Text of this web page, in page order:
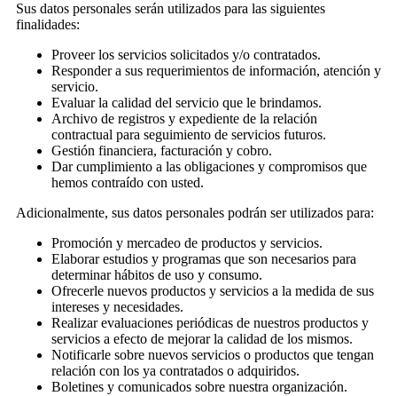
Sus datos personales serán utilizados para las siguientes
finalidades:
Proveer los servicios solicitados y/o contratados.
Responder a sus requerimientos de información, atención y
servicio.
Evaluar la calidad del servicio que le brindamos.
Archivo de registros y expediente de la relación
contractual para seguimiento de servicios futuros.
Gestión financiera, facturación y cobro.
Dar cumplimiento a las obligaciones y compromisos que
hemos contraído con usted.
Adicionalmente, sus datos personales podrán ser utilizados para:
Promoción y mercadeo de productos y servicios.
Elaborar estudios y programas que son necesarios para
determinar hábitos de uso y consumo.
Ofrecerle nuevos productos y servicios a la medida de sus
intereses y necesidades.
Realizar evaluaciones periódicas de nuestros productos y
servicios a efecto de mejorar la calidad de los mismos.
Notificarle sobre nuevos servicios o productos que tengan
relación con los ya contratados o adquiridos.
Boletines y comunicados sobre nuestra organización.